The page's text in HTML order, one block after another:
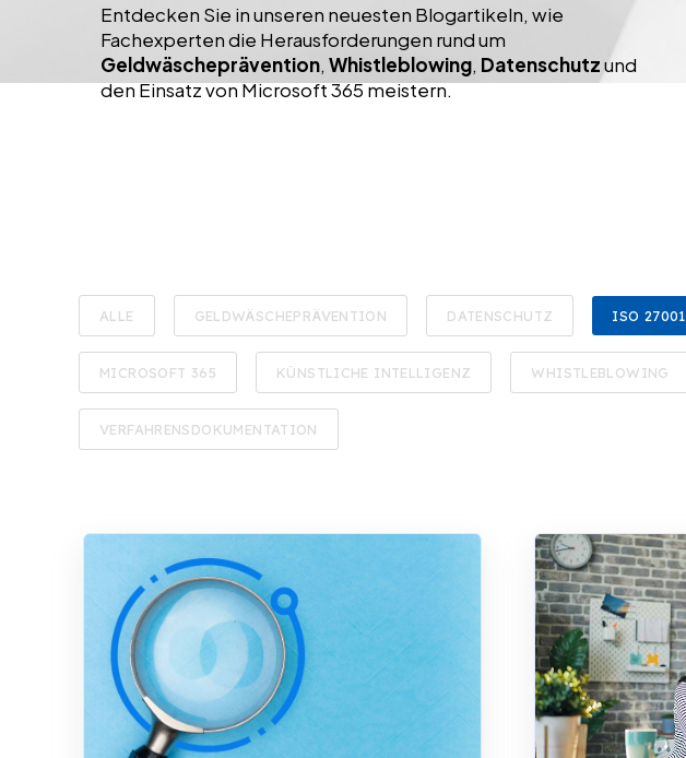
Entdecken Sie in unseren neuesten Blogartikeln, wie
Fachexperten die Herausforderungen rund um
Geldwäscheprävention, Whistleblowing, Datenschutzund
den Einsatz von Microsoft 365 meistern.
ALLE GELDWÄSCHEPRÄVENTION DATENSCHUTZ ISO 27001
MICROSOFT 365 KÜNSTLICHE INTELLIGENZ WHISTLEBLOWING
VERFAHRENSDOKUMENTATION